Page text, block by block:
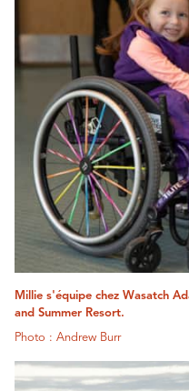
Millie s'équipe chez Wasatch
and Summer Resort.
Photo : Andrew Burr